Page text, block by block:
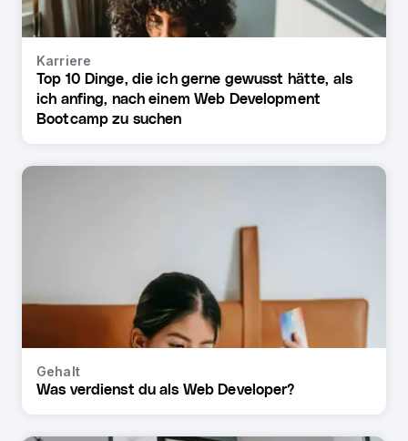
Karriere
Top 10 Dinge, die ich gerne gewusst hätte, als
ich anfing, nach einem Web Development
Bootcamp zu suchen
Gehalt
Was verdienst du als Web Developer?